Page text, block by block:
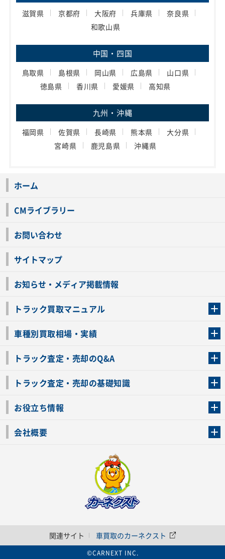
滋賀県 京都府 大阪府 兵庫県
奈良県
和歌山県
中国・四国
鳥取県 島根県 岡山県 広島県
山口県
徳島県
香川県 愛媛県 高知県
九州・沖縄
福岡県 佐賀県 長崎県 熊本県
大分県
宮崎県
鹿児島県 沖縄県
ホーム
CMライブラリー
お問い合わせ
サイトマップ
お知らせ・メディア掲載情報
トラック買取マニュアル
車種別買取相場・実績
トラック査定・売却のQ&A
トラック査定・売却の基礎知識
お役立ち情報
会社概要
関連サイト 車買取のカーネクスト
©CARNEXT INC.